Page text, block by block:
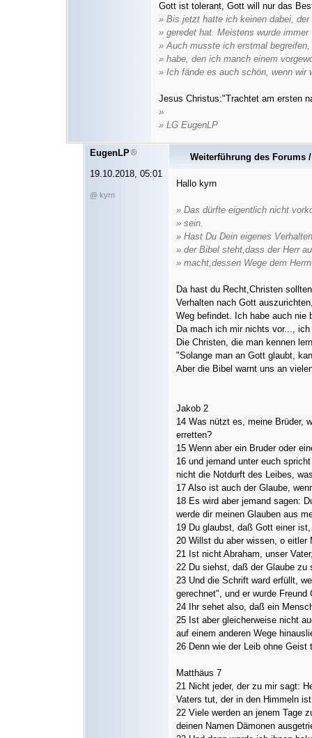
Gott ist tolerant, Gott will nur das
» Bis jetzt hatte ich keinen dabei,
» geredet hat. Meistens wurde immer
» Auch musste ich erstmal
» habe, den ich manch einem
» Ich fände es auch schön, wenn wir
Jesus Christus:"Trachtet am ersten
»
» LG EugenLP
EugenLP
19.10.2018, 05:01
@ kyrn
Weiterführung des Forums
Hallo kyrn
» Das dürfte eigentlich nicht
» sein.
» Hast Du Dein eigenes
» der Bibel steht,dass der Herr
» macht,dessen Wege dem
Da hast du Recht,Christen
Verhalten nach Gott
Weg befindet. Ich habe auch nie
Da mach ich mir nichts vor...,
Die Christen, die man kennen
"Solange man an Gott glaubt,
Aber die Bibel warnt uns an
Jakob 2
14 Was nützt es, meine Brüder,
erretten?
15 Wenn aber ein Bruder oder
16 und jemand unter euch
nicht die Notdurft des Leibes,
17 Also ist auch der Glaube,
18 Es wird aber jemand sagen:
werde dir meinen Glauben aus
19 Du glaubst, daß Gott einer
20 Willst du aber wissen, o eitler
21 Ist nicht Abraham, unser
22 Du siehst, daß der Glaube zu
23 Und die Schrift ward erfüllt,
gerechnet", und er wurde Freund
24 Ihr sehet also, daß ein
25 Ist aber gleicherweise nicht
auf einem anderen Wege
26 Denn wie der Leib ohne
Matthäus 7
21 Nicht jeder, der zu mir sagt:
Vaters tut, der in den Himmeln
22 Viele werden an jenem Tage
deinen Namen Dämonen